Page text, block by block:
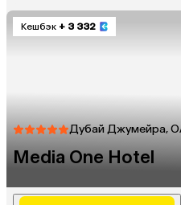
Кешбэк + 3 332
Дубай Джумейра,
Media One Hotel